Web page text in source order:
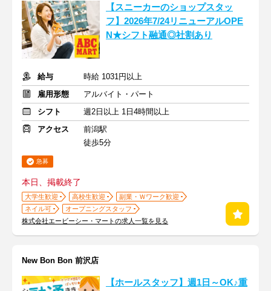
【スニーカーのショップスタッ
フ】2026年7/24リニューアルOPE
N★シフト融通◎社割あり
給与
時給 1031円以上
雇用形態
アルバイト・パート
シフト
週2日以上 1日4時間以上
アクセス
前潟駅
徒歩5分
急募
本日、掲載終了
大学生歓迎 高校生歓迎
副業・Ｗワーク歓迎
ネイル可
オープニングスタッフ
株式会社エービーシー・マートの求人一覧を見る
New Bon Bon 前沢店
【ホールスタッフ】週1日～OK♪重